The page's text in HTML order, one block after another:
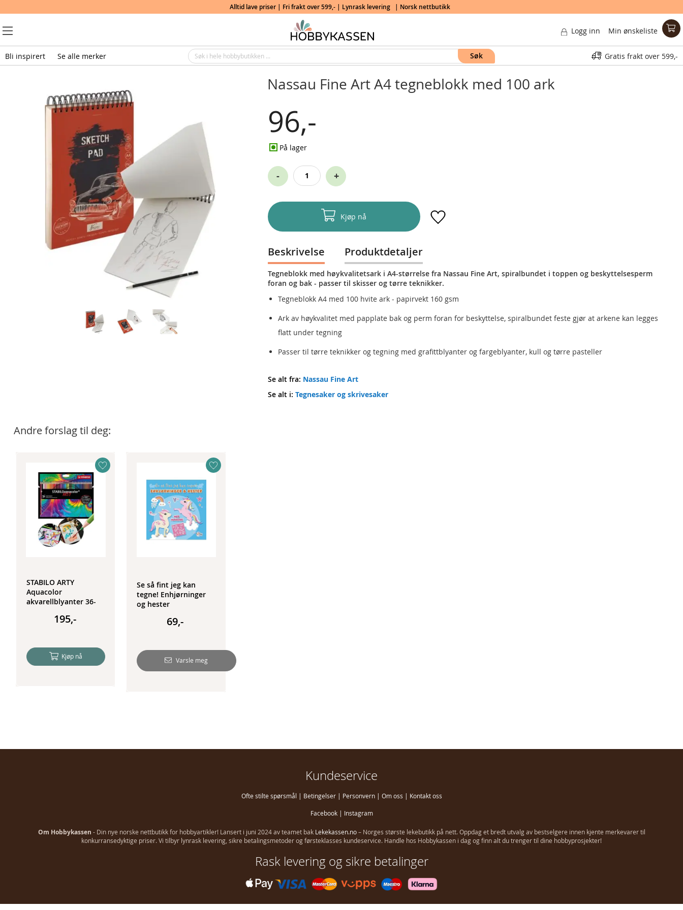
Alltid lave priser | Fri frakt over 599,- | Lynrask levering | Norsk nettbutikk
Nassau Fine Art A4 tegneblokk med 100 ark
96,-
På lager
- +
Kjøp nå
Beskrivelse
Tegneblokk med høykvalitetsark i A4-størrelse fra Nassau Fine Art, spiralbundet i toppen og beskyttelsesperm
foran og bak - passer til skisser og tørre teknikker.
Tegneblokk A4 med 100 hvite ark - papirvekt 160 gsm
Ark av høykvalitet med papplate bak og perm foran for beskyttelse, spiralbundet feste gjør at arkene kan legges
flatt under tegning
Passer til tørre teknikker og tegning med grafittblyanter og fargeblyanter, kull og tørre pasteller
Produktdetaljer
Se alt fra: Nassau Fine Art
Se alt i: Tegnesaker og skrivesaker
Andre forslag til deg:
STABILO ARTY
Aquacolor
akvarellblyanter 36-
195,-
Kjøp nå
Se så fint jeg kan
tegne! Enhjørninger
og hester
69,-
Varsle meg
Kundeservice
Ofte stilte spørsmål | Betingelser| Personvern | Om oss | Kontakt oss
Facebook| Instagram
Om Hobbykassen - Din nye norske nettbutikk for hobbyartikler! Lansert i juni 2024 av teamet bak Lekekassen.no– Norges største lekebutikk på nett. Oppdag et bredt utvalg av bestselgere innen kjente merkevarer til
konkurransedyktige priser. Vi tilbyr lynrask levering, sikre betalingsmetoder og førsteklasses kundeservice. Handle hos Hobbykassen i dag og finn alt du trenger til dine hobbyprosjekter!
Rask levering og sikre betalinger
Bli inspirert Se alle merker Søk Gratis frakt over 599,-
Min ønskeliste
Logg inn